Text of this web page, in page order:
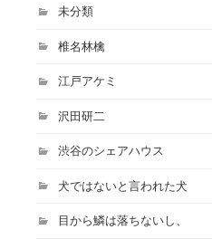
未分類
椎名林檎
江戸アケミ
沢田研二
渋谷のシェアハウス
犬ではないと言われた犬
目から鱗は落ちないし、